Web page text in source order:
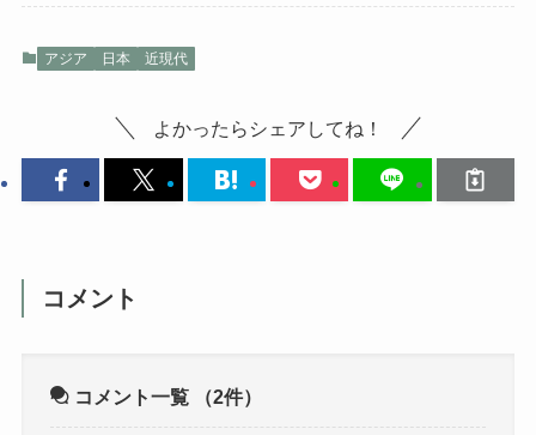
アジア 日本 近現代
よかったらシェアしてね！
コメント
コメント一覧 （2件）